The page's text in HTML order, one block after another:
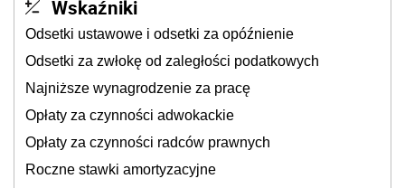
Wskaźniki
Odsetki ustawowe i odsetki za opóźnienie
Odsetki za zwłokę od zaległości podatkowych
Najniższe wynagrodzenie za pracę
Opłaty za czynności adwokackie
Opłaty za czynności radców prawnych
Roczne stawki amortyzacyjne